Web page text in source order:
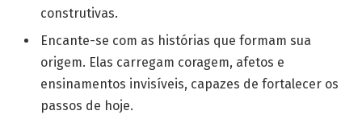
construtivas.
Encante-se com as histórias que formam sua
origem. Elas carregam coragem, afetos e
ensinamentos invisíveis, capazes de fortalecer os
passos de hoje.